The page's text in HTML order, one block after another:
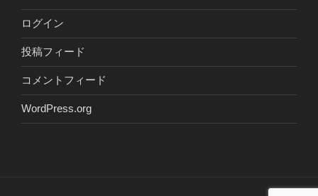
ログイン
投稿フィード
コメントフィード
WordPress.org